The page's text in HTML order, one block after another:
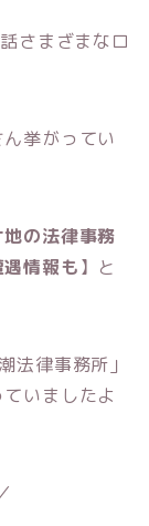
さまざまなロ
挙がってい
の法律事務
情報も】と
法律事務所」
いましたよ